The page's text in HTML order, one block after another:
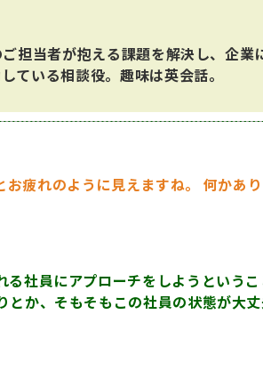
担当者が抱える課題を解決し、企業
ている相談役。趣味は英会話。
疲れのように見えますね。 何かあ
社員にアプローチをしようという
か、そもそもこの社員の状態が大